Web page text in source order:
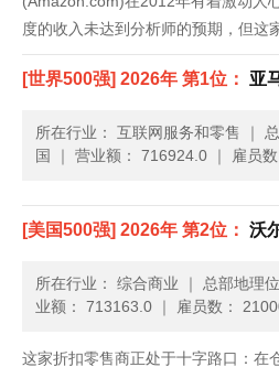
度的收入未达到分析师的预期，但这
收入增加了27%，达到610亿美元；
480亿美元。公司继续大力推广
[世界500强] 2026年 第1位： 亚
所在行业： 互联网服务和零售 ｜
国
｜ 营业额： 716924.0 ｜ 雇员
[美国500强] 2026年 第2位： 沃
所在行业： 综合商业 ｜ 总部地理
业额： 713163.0 ｜ 雇员数：
这家折扣零售商正处于十字路口：在